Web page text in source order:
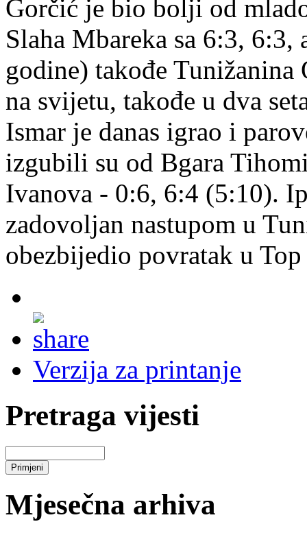
Gorčić je bio bolji od
Slaha Mbareka sa 6:3, 6:3,
godine) takođe
na svijetu, takođe u dva
Ismar je danas igrao i
izgubili su od Bgara
Ivanova - 0:6, 6:4 (5:10).
zadovoljan nastupom u
obezbijedio povratak u
Verzija za printanje
Pretraga vijesti
Mjesečna arhiva